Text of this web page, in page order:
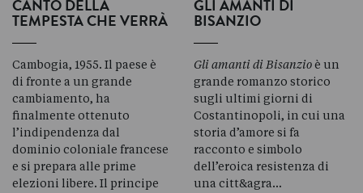
CANTO DELLA
TEMPESTA CHE VERRÀ
Cambogia, 1955. Il paese è
di fronte a un grande
cambiamento, ha
finalmente ottenuto
l’indipendenza dal
dominio coloniale francese
e si prepara alle prime
elezioni libere. Il principe
GLI AMANTI DI
BISANZIO
Gli amanti di Bisanzioè un
grande romanzo storico
sugli ultimi giorni di
Costantinopoli, in cui una
storia d’amore si fa
racconto e simbolo
dell’eroica resistenza di
una citt&agra…